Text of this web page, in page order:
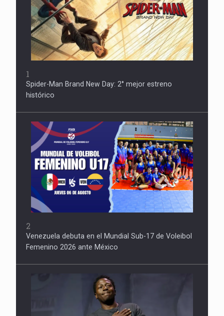
1
Spider-Man Brand New Day: 2° mejor estreno
histórico
2
Venezuela debuta en el Mundial Sub-17 de Voleibol
Femenino 2026 ante México